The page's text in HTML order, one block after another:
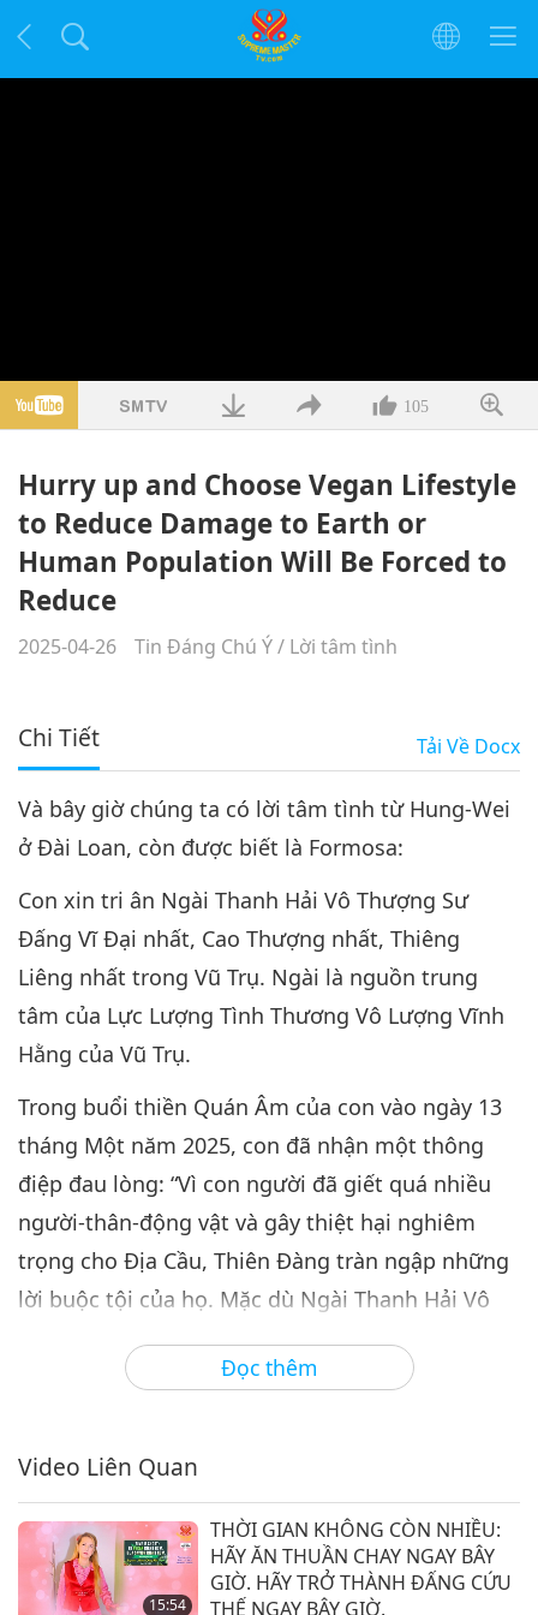
105
Hurry up and Choose Vegan Lifestyle
to Reduce Damage to Earth or
Human Population Will Be Forced to
Reduce
2025-04-26 Tin Đáng Chú Ý/ Lời tâm tình
Chi Tiết Tải Về Docx
Đọc thêm
Và bây giờ chúng ta có lời tâm tình từ Hung-Wei
ở Đài Loan, còn được biết là Formosa:
Con xin tri ân Ngài Thanh Hải Vô Thượng Sư
Đấng Vĩ Đại nhất, Cao Thượng nhất, Thiêng
Liêng nhất trong Vũ Trụ. Ngài là nguồn trung
tâm của Lực Lượng Tình Thương Vô Lượng Vĩnh
Hằng của Vũ Trụ.
Trong buổi thiền Quán Âm của con vào ngày 13
tháng Một năm 2025, con đã nhận một thông
điệp đau lòng: “Vì con người đã giết quá nhiều
người-thân-động vật và gây thiệt hại nghiêm
trọng cho Địa Cầu, Thiên Đàng tràn ngập những
lời buộc tội của họ. Mặc dù Ngài Thanh Hải Vô
Thượng Sư đã bảo vệ Địa Cầu khỏi sự hủy diệt
nhiều lần bằng Lực Lượng Tình Thương của
được các lời buộc tội liên tục bằng máu và nước
Mặc dù Ngài Thanh Hải Vô Thượng Sư chịu đựng
nỗi đau khổ không thể tưởng tượng nổi và vô
Video Liên Quan
15:54
THỜI GIAN KHÔNG CÒN NHIỀU:
HÃY ĂN THUẦN CHAY NGAY BÂY
GIỜ. HÃY TRỞ THÀNH ĐẤNG CỨU
THẾ NGAY BÂY GIỜ.